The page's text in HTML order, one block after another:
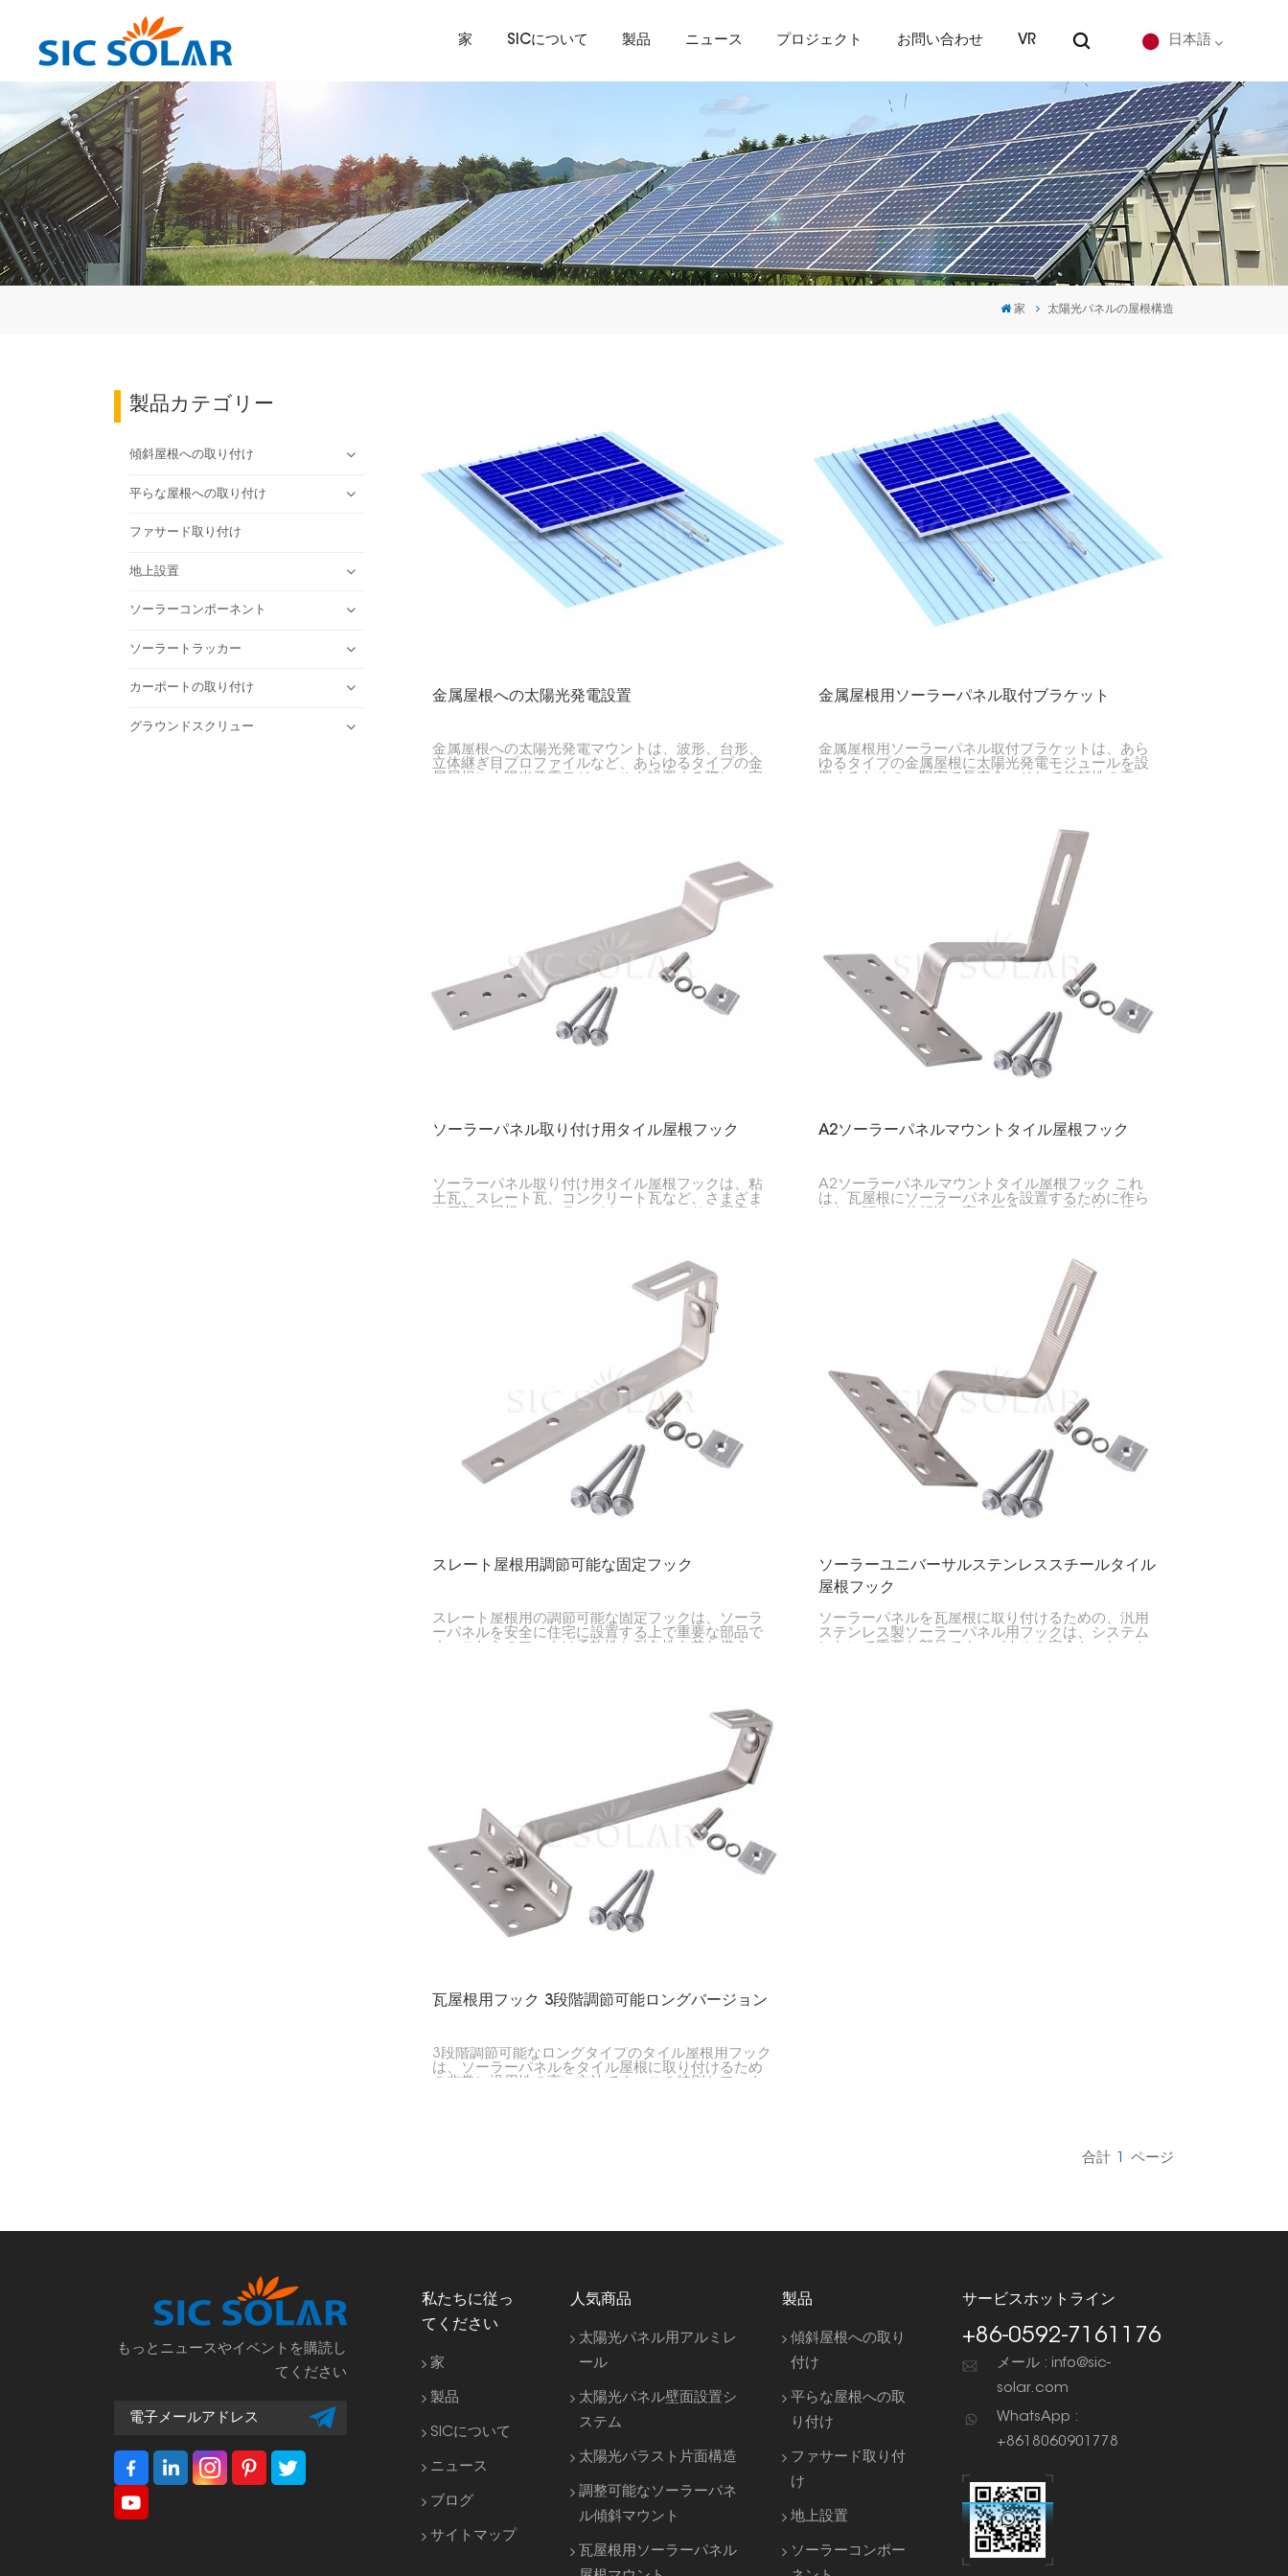
家 SICについて 製品 ニュース プロジェクト お問い合わせ VR 日本語
English
Deutsch
español
português
家 太陽光パネルの屋根構造
製品カテゴリー
傾斜屋根への取り付け
平らな屋根への取り付け
ファサード取り付け
地上設置
ソーラーコンポーネント
ソーラートラッカー
カーポートの取り付け
グラウンドスクリュー
金属屋根への太陽光発電設置
金属屋根への太陽光発電マウントは、波形、台形、
立体継ぎ目プロファイルなど、あらゆるタイプの金
金属屋根用ソーラーパネル取付ブラケット
金属屋根用ソーラーパネル取付ブラケットは、あら
ゆるタイプの金属屋根に太陽光発電モジュールを設
ソーラーパネル取り付け用タイル屋根フック
ソーラーパネル取り付け用タイル屋根フックは、粘
土瓦、スレート瓦、コンクリート瓦など、さまざま
A2ソーラーパネルマウントタイル屋根フック
A2ソーラーパネルマウントタイル屋根フック これ
は、瓦屋根にソーラーパネルを設置するために作ら
スレート屋根用調節可能な固定フック
スレート屋根用の調節可能な固定フックは、ソーラ
ーパネルを安全に住宅に設置する上で重要な部品で
ソーラーユニバーサルステンレススチールタイル
屋根フック
ソーラーパネルを瓦屋根に取り付けるための、汎用
ステンレス製ソーラーパネル用フックは、システム
瓦屋根用フック 3段階調節可能ロングバージョン
3段階調節可能なロングタイプのタイル屋根用フック
は、ソーラーパネルをタイル屋根に取り付けるため
合計 ページ
もっとニュースやイベントを購読し
てください
私たちに従っ
てください
家
製品
SICについて
ニュース
ブログ
サイトマップ
人気商品
太陽光パネル用アルミレ
ール
太陽光パネル壁面設置シ
ステム
太陽光バラスト片面構造
調整可能なソーラーパネ
ル傾斜マウント
瓦屋根用ソーラーパネル
製品
傾斜屋根への取り
付け
平らな屋根への取
り付け
ファサード取り付
け
地上設置
ソーラーコンポー
サービスホットライン
+86-0592-7161176
メール : info@sic-
solar.com
WhatsApp :
+8618060901778